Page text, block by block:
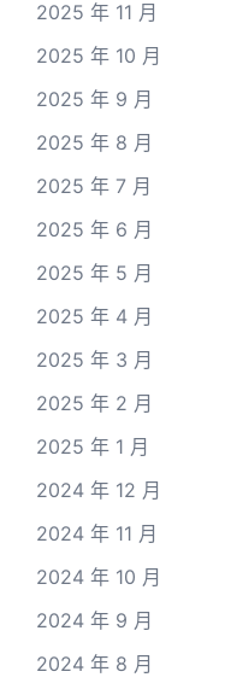
2025 年 11 月
2025 年 10 月
2025 年 9 月
2025 年 8 月
2025 年 7 月
2025 年 6 月
2025 年 5 月
2025 年 4 月
2025 年 3 月
2025 年 2 月
2025 年 1 月
2024 年 12 月
2024 年 11 月
2024 年 10 月
2024 年 9 月
2024 年 8 月